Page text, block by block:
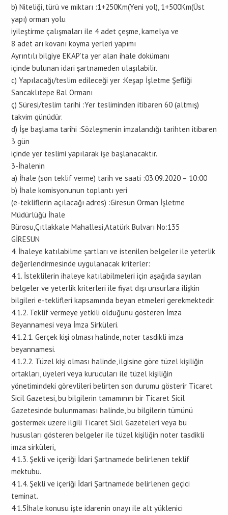
b) Niteliği, türü ve miktarı :1+250Km(Yeni yol), 1+500Km(Üst
yapı) orman yolu
iyileştirme çalışmaları ile 4 adet çeşme, kamelya ve
8 adet arı kovanı koyma yerleri yapımı
Ayrıntılı bilgiye EKAP’ta yer alan ihale dokümanı
içinde bulunan idari şartnameden ulaşılabilir.
c) Yapılacağı/teslim edileceği yer :Keşap İşletme Şefliği
Sancaklıtepe Bal Ormanı
ç) Süresi/teslim tarihi :Yer tesliminden itibaren 60 (altmış)
takvim günüdür.
d) İşe başlama tarihi :Sözleşmenin imzalandığı tarihten itibaren
3 gün
içinde yer teslimi yapılarak işe başlanacaktır.
3-İhalenin
a) İhale (son teklif verme) tarih ve saati :03.09.2020 – 10:00
b) İhale komisyonunun toplantı yeri
(e-tekliflerin açılacağı adres) :Giresun Orman İşletme
Müdürlüğü İhale
Bürosu,Çıtlakkale Mahallesi,Atatürk Bulvarı No:135
GİRESUN
4. İhaleye katılabilme şartları ve istenilen belgeler ile yeterlik
değerlendirmesinde uygulanacak kriterler:
4.1. İsteklilerin ihaleye katılabilmeleri için aşağıda sayılan
belgeler ve yeterlik kriterleri ile fiyat dışı unsurlara ilişkin
bilgileri e-teklifleri kapsamında beyan etmeleri gerekmektedir.
4.1.2. Teklif vermeye yetkili olduğunu gösteren İmza
Beyannamesi veya İmza Sirküleri.
4.1.2.1. Gerçek kişi olması halinde, noter tasdikli imza
beyannamesi.
4.1.2.2. Tüzel kişi olması halinde, ilgisine göre tüzel kişiliğin
ortakları, üyeleri veya kurucuları ile tüzel kişiliğin
yönetimindeki görevlileri belirten son durumu gösterir Ticaret
Sicil Gazetesi, bu bilgilerin tamamının bir Ticaret Sicil
Gazetesinde bulunmaması halinde, bu bilgilerin tümünü
göstermek üzere ilgili Ticaret Sicil Gazeteleri veya bu
hususları gösteren belgeler ile tüzel kişiliğin noter tasdikli
imza sirküleri,
4.1.3. Şekli ve içeriği İdari Şartnamede belirlenen teklif
mektubu.
4.1.4. Şekli ve içeriği İdari Şartnamede belirlenen geçici
teminat.
4.1.5İhale konusu işte idarenin onayı ile alt yüklenici